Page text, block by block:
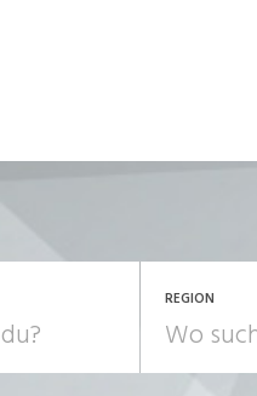
REGION